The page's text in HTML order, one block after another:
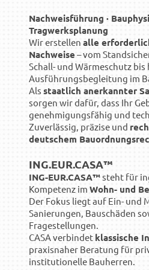
Nachweisführung ·
Tragwerksplanung
Wir erstellen alle
Nachweise – vom
Schall- und Wärmeschutz bis
Ausführungsbegleitung im
Als staatlich anerkannter
sorgen wir dafür, dass Ihr
genehmigungsfähig und
Zuverlässig, präzise und
deutschem
ING.EUR.CASA™
ING-EUR.CASA™steht für
Kompetenz im Wohn- und
Der Fokus liegt auf Ein- und
Sanierungen, Bauschäden
Fragestellungen.
CASA verbindet klassische
praxisnaher Beratung für
institutionelle Bauherren.